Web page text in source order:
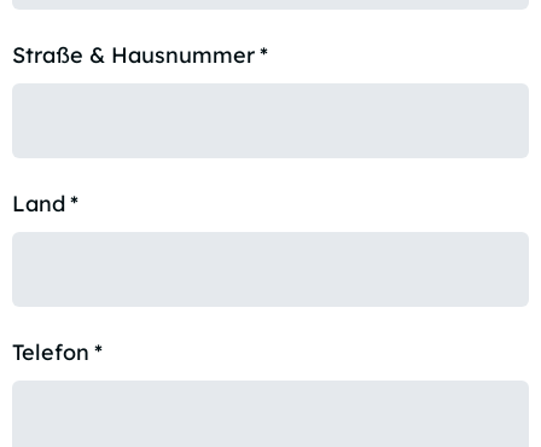
Straße & Hausnummer*
Land*
Telefon *